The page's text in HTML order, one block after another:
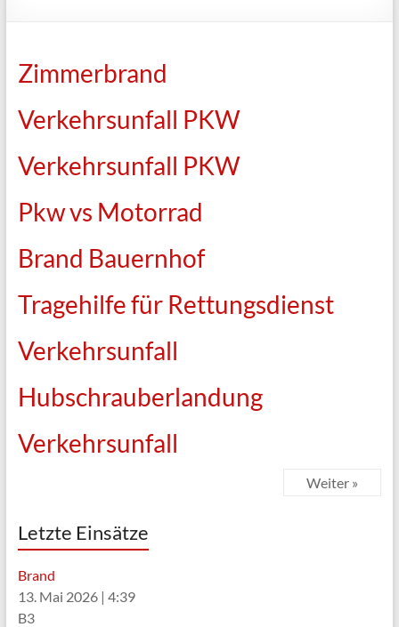
Zimmerbrand
Verkehrsunfall PKW
Verkehrsunfall PKW
Pkw vs Motorrad
Brand Bauernhof
Tragehilfe für Rettungsdienst
Verkehrsunfall
Hubschrauberlandung
Verkehrsunfall
Weiter »
Letzte Einsätze
Brand
13. Mai 2026| 4:39
B3